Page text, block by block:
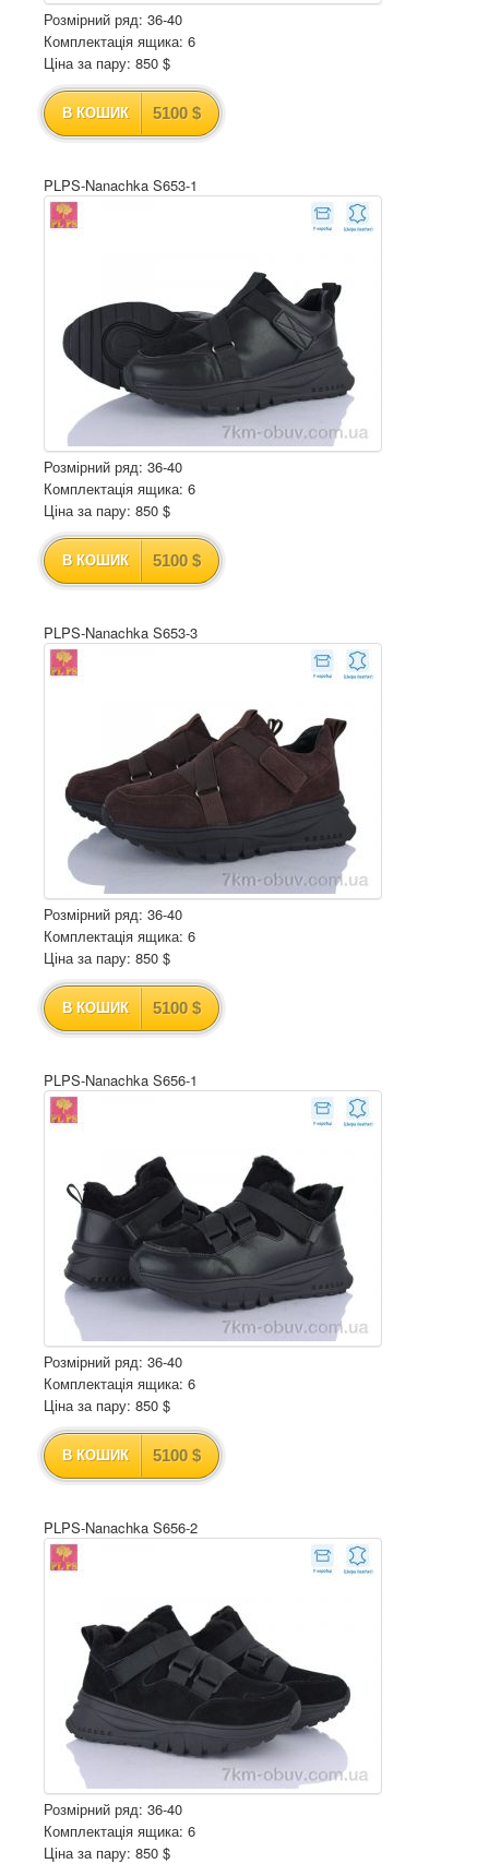
Розмірний ряд: 36-40
Комплектація ящика: 6
Ціна за пару: 850 $
В КОШИК 5100 $
PLPS-Nanachka S653-1
Розмірний ряд: 36-40
Комплектація ящика: 6
Ціна за пару: 850 $
В КОШИК 5100 $
PLPS-Nanachka S653-3
Розмірний ряд: 36-40
Комплектація ящика: 6
Ціна за пару: 850 $
В КОШИК 5100 $
PLPS-Nanachka S656-1
Розмірний ряд: 36-40
Комплектація ящика: 6
Ціна за пару: 850 $
В КОШИК 5100 $
PLPS-Nanachka S656-2
Розмірний ряд: 36-40
Комплектація ящика: 6
Ціна за пару: 850 $